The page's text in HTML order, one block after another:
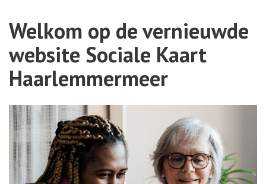
Welkom op de vernieuwde
website Sociale Kaart
Haarlemmermeer